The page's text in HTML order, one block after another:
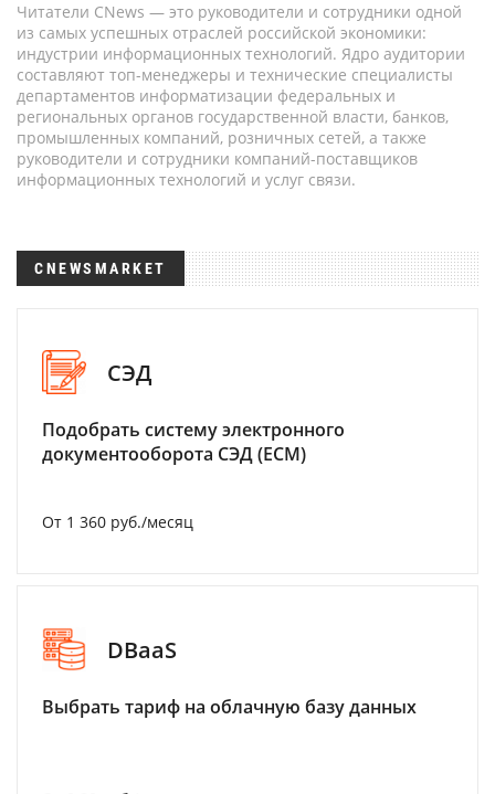
Читатели CNews — это руководители и сотрудники одной
из самых успешных отраслей российской экономики:
индустрии информационных технологий. Ядро аудитории
составляют топ-менеджеры и технические специалисты
департаментов информатизации федеральных и
региональных органов государственной власти, банков,
промышленных компаний, розничных сетей, а также
руководители и сотрудники компаний-поставщиков
информационных технологий и услуг связи.
CNEWSMARKET
СЭД
Подобрать систему электронного
документооборота СЭД (ECM)
От 1 360 руб./месяц
DBaaS
Выбрать тариф на облачную базу данных